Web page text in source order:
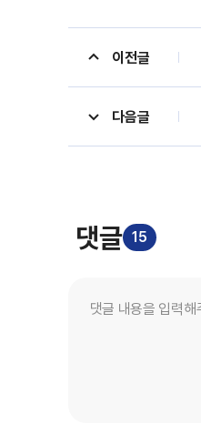
이전글
다음글
댓글 15